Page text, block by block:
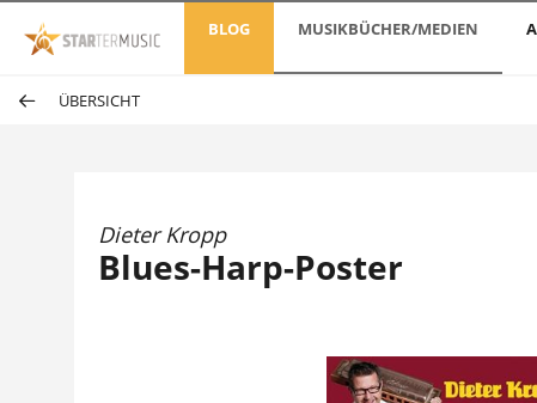
BLOG MUSIKBÜCHER/MEDIEN
ÜBERSICHT
Dieter Kropp
Blues-Harp-Poster